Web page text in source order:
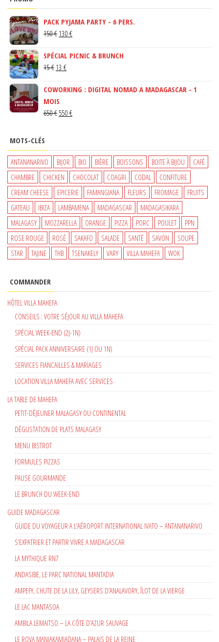
PACK PYJAMA PARTY - 6 PERS.
150€ LE
INITIAL
ÉTAIT :
130 €LE
ACTUEL
SPÉCIAL PICNIC & BRUNCH
15€ LE
INITIAL
ÉTAIT :
15 €.
13 €LE
ACTUEL
13 €.
COWORKING : DIGITAL NOMAD A MADAGASCAR - 1
MOIS
650€ LE
ÉTAIT :
650 €.
550 €LE
EST :
550 €.
MOTS-CLÉS
ANTANANARIVO BIJOR BIO BIÈRE BOISSONS BOITE À BIJOU
CAFÉ
CHAMBRE
CHICKEN CHOCOLAT COAGRI CODAL
CONFITURE
CREAM CHEESE
EPICERIE FAMANGIANA FLEURS FROMAGE
FRUITS
GATEAU
IBIZA LAMBAMENA MADAGASCAR
MADAGASIKARA
MALAGASY
MOZZARELLA ORANGE PIZZA PORC POULET
PPN
ROSE ROUGE
ROSÉ SAKAFO SALADE SANTÉ SAVON
SOUPE
STAR
TAJINE THB TSENAKELY VARY VILLA MAHEFA WOK
COMMANDER
HÔTEL VILLA MAHEFA
CONSEILS : VOTRE SÉJOUR AU VILLA MAHEFA
SPÉCIAL WEEK-END (2J-1N)
SPÉCIAL PACK ANNIVERSAIRE (1J OU 1N)
SERVICES FIANCAILLES & MARIAGES
LOCATION VILLA MAHEFA AVEC SERVICES
LA TABLE DE MAHEFA
PETIT-DÉJEUNER MALAGASY OU CONTINENTAL
DÉGUSTATION DE PLATS MALAGASY
MENU BISTROT
FORMULES PIZZAS
PAUSE GOURMANDE
LE BRUNCH DU WEEK-END
GUIDE MADAGASCAR
GUIDE DU VOYAGEUR A L’AÉROPORT INTERNATIONAL IVATO – ANTANANARIVO
S’EXPATRIER ET PARTIR VIVRE A MADAGASCAR
LA MYTHIQUE RN7
ANDASIBE, LE PARC NATIONAL MANTADIA
AMPEFY, CHUTE DE LA LILY, GEYSERS D’ANALAVORY, ÎLOT DE LA VIERGE
LE LAC MANTASOA
AMBILA LEMAITSO – LA CÔTE D’AZUR SAUVAGE
LE ROVA MANJAKAMIADANA – PALAIS DE LA REINE